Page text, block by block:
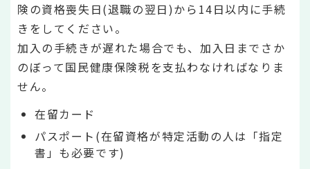
険の資格喪失日(退職の翌日)から14日以内に手続
きをしてください。
加入の手続きが遅れた場合でも、加入日までさか
のぼって国民健康保険税を支払わなければなりま
せん。
在留カード
パスポート(在留資格が特定活動の人は「指定
書」も必要です)